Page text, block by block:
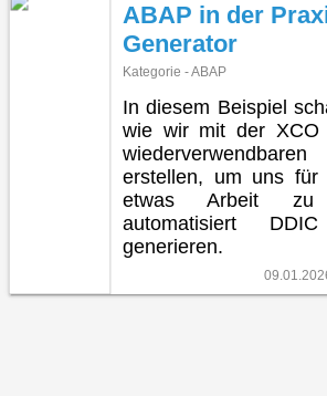
ABAP in der
Generator
Kategorie - ABAP
In diesem Beispiel
wie wir mit der XCO
erstellen, um uns für
etwas Arbeit
automatisiert
generieren.